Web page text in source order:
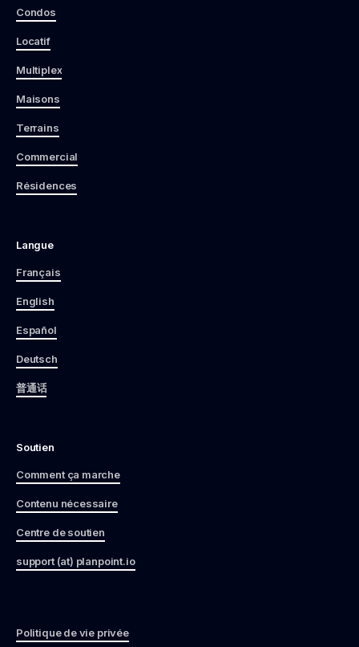
Condos
Locatif
Multiplex
Maisons
Terrains
Commercial
Résidences
Langue
Français
English
Español
Deutsch
普通话
Soutien
Comment ça marche
Contenu nécessaire
Centre de soutien
support (at) planpoint.io
Politique de vie privée